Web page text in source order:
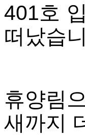
401호
떠났습
휴양림
새까지